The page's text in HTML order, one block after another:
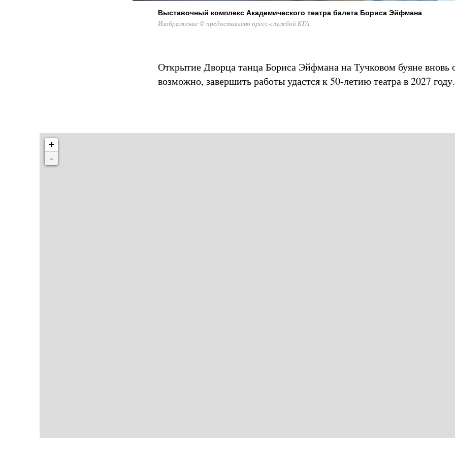
Выставочный комплекс Академического театра балета Бориса Эйфмана
Изображение © предоставлено пресс-службой КГА
Открытие Дворца танца Бориса Эйфмана на Тучковом буяне вновь
возможно, завершить работы удастся к 50-летию театра в 2027 году.
+
-